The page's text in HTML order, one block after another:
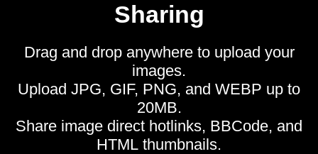
Sharing
Drag and drop anywhere to upload your
images.
Upload JPG, GIF, PNG, and WEBP up to
20MB.
Share image direct hotlinks, BBCode, and
HTML thumbnails.